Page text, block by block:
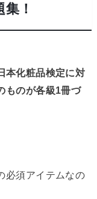
！
本化粧品検定に対
ものが各級1冊づ
必須アイテムなの